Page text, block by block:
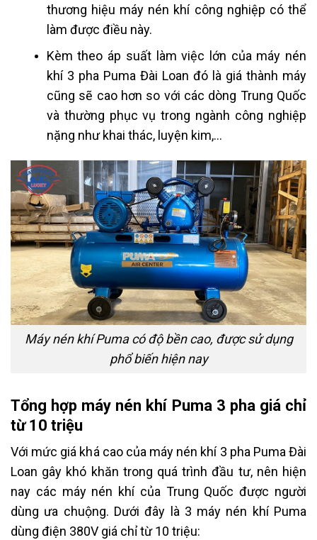
thương hiệu máy nén khí công nghiệp có thể
làm được điều này.
Kèm theo áp suất làm việc lớn của máy nén
khí 3 pha Puma Đài Loan đó là giá thành máy
cũng sẽ cao hơn so với các dòng Trung Quốc
và thường phục vụ trong ngành công nghiệp
nặng như khai thác, luyện kim,…
Máy nén khí Puma có độ bền cao, được sử dụng
phổ biến hiện nay
Tổng hợp máy nén khí Puma 3 pha giá chỉ
từ 10 triệu
Với mức giá khá cao của máy nén khí 3 pha Puma Đài
Loan gây khó khăn trong quá trình đầu tư, nên hiện
nay các máy nén khí của Trung Quốc được người
dùng ưa chuộng. Dưới đây là 3 máy nén khí Puma
dùng điện 380V giá chỉ từ 10 triệu: